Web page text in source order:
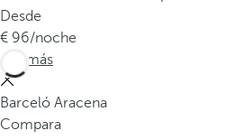
a
e
e
r
g
Desde
96/noche
Ver más
Barceló Aracena
Compara